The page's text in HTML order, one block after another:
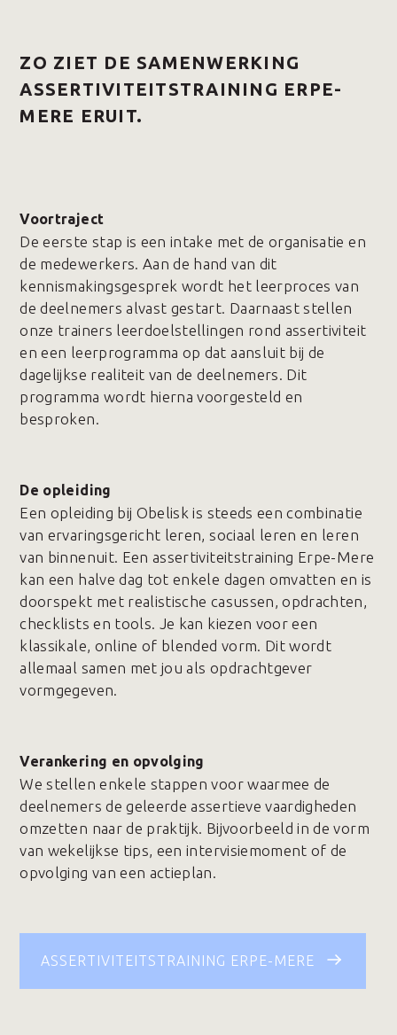
ZO ZIET DE SAMENWERKING
ASSERTIVITEITSTRAINING ERPE-
MERE ERUIT.
Voortraject
De eerste stap is een intake met de organisatie en
de medewerkers. Aan de hand van dit
kennismakingsgesprek wordt het leerproces van
de deelnemers alvast gestart. Daarnaast stellen
onze trainers leerdoelstellingen rond assertiviteit
en een leerprogramma op dat aansluit bij de
dagelijkse realiteit van de deelnemers. Dit
programma wordt hierna voorgesteld en
besproken.
De opleiding
Een opleiding bij Obelisk is steeds een combinatie
van ervaringsgericht leren, sociaal leren en leren
van binnenuit. Een assertiviteitstraining Erpe-Mere
kan een halve dag tot enkele dagen omvatten en is
doorspekt met realistische casussen, opdrachten,
checklists en tools. Je kan kiezen voor een
klassikale, online of blended vorm. Dit wordt
allemaal samen met jou als opdrachtgever
vormgegeven.
Verankering en opvolging
We stellen enkele stappen voor waarmee de
deelnemers de geleerde assertieve vaardigheden
omzetten naar de praktijk. Bijvoorbeeld in de vorm
van wekelijkse tips, een intervisiemoment of de
opvolging van een actieplan.
ASSERTIVITEITSTRAINING ERPE-MERE